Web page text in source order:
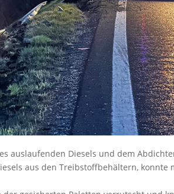
auslaufenden Diesels und dem
aus den Treibstoffbehältern,